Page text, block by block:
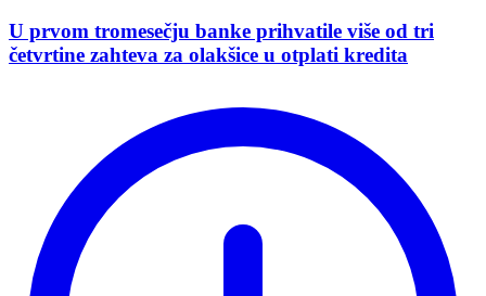
U prvom tromesečju banke prihvatile više od tri
četvrtine zahteva za olakšice u otplati kredita